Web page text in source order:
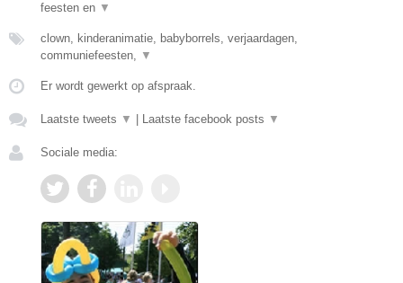
feesten en ▼
clown, kinderanimatie, babyborrels, verjaardagen,
communiefeesten, ▼
Er wordt gewerkt op afspraak.
Laatste tweets ▼ Laatste facebook posts ▼
Sociale media: